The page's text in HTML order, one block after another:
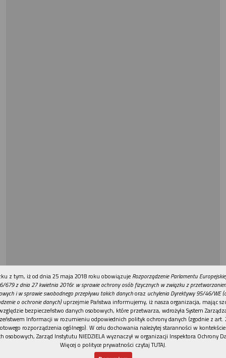
REKLAMA
z tym, iż od dnia 25 maja 2018 roku obowiązuje Rozporządzenie Parlamentu
679 z dnia 27 kwietnia 2016r. w sprawie ochrony osób fizycznych w związku z
i w sprawie swobodnego przepływu takich danychoraz uchylenia Dyrektywy 95/46/WE
o ochronie danych)uprzejmie Państwa informujemy, iż nasza organizacja, mając
bezpieczeństwo danych osobowych, które przetwarza, wdrożyła System
Informacji w rozumieniu odpowiednich polityk ochrony danych (zgodnie z art.
rozporządzenia ogólnego). W celu dochowania należytej staranności w
osobowych, Zarząd Instytutu NIEDZIELA wyznaczył w organizacji Inspektora Ochrony
Więcej o polityce prywatności czytaj TUTAJ.